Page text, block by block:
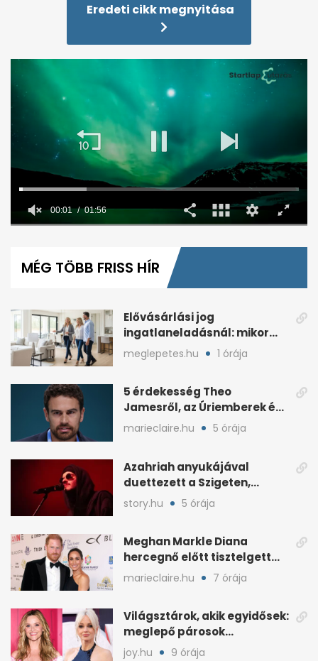
Eredeti cikk megnyitása
minute,
MÉG TÖBB FRISS HÍR
Elővásárlási jog
ingatlaneladásnál: mikor
lép életbe valójában?
meglepetes.hu 1 órája
5 érdekesség Theo
Jamesről, az Úriemberek és
A Fehér Lótusz sztárjáról
marieclaire.hu 5 órája
Azahriah anyukájával
duettezett a Szigeten,
sokakat meghatott
story.hu 5 órája
Meghan Markle Diana
hercegnő előtt tisztelgett
egy kanadai gálán
marieclaire.hu 7 órája
Világsztárok, akik egyidősek:
meglepő párosok
ugyanabból az évből
joy.hu 9 órája